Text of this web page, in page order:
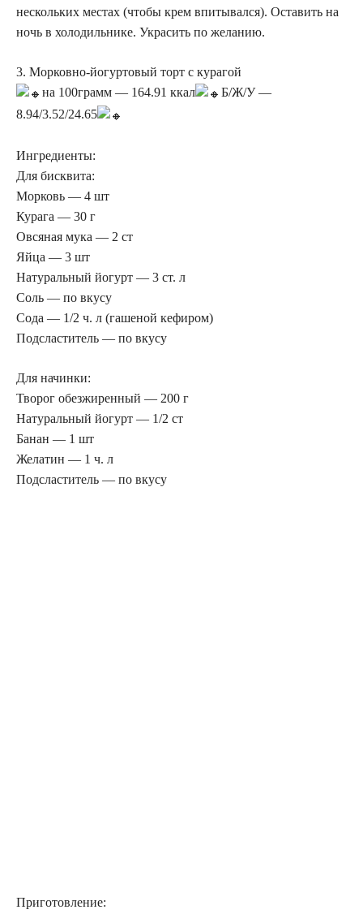
нескольких местах (чтобы крем впитывался). Оставить на
ночь в холодильнике. Украсить по желанию.
3. Морковно-йогуртовый торт с курагой
на 100грамм — 164.91 ккал
Б/Ж/У —
8.94/3.52/24.65
Ингредиенты:
Для бисквита:
Морковь — 4 шт
Курага — 30 г
Овсяная мука — 2 ст
Яйца — 3 шт
Натуральный йогурт — 3 ст. л
Соль — по вкусу
Сода — 1/2 ч. л (гашеной кефиром)
Подсластитель — по вкусу
Для начинки:
Творог обезжиренный — 200 г
Натуральный йогурт — 1/2 ст
Банан — 1 шт
Желатин — 1 ч. л
Подсластитель — по вкусу
Приготовление: